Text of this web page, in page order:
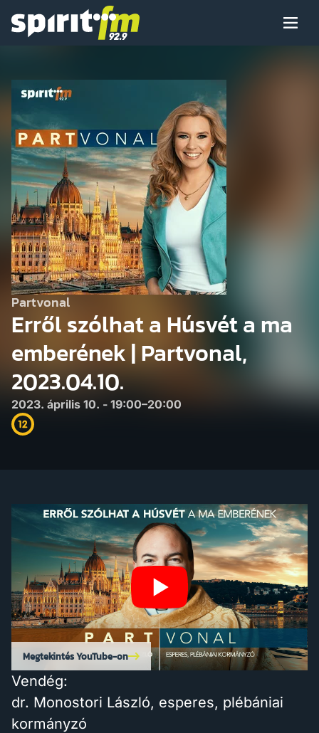
Arcaink
Műsor
Hírek
Partvonal
Erről szólhat a Húsvét a ma
emberének | Partvonal,
2023.04.10.
2023. április 10. - 19:00–20:00
Megtekintés YouTube-on
Vendég:
dr. Monostori László, esperes, plébániai
kormányzó